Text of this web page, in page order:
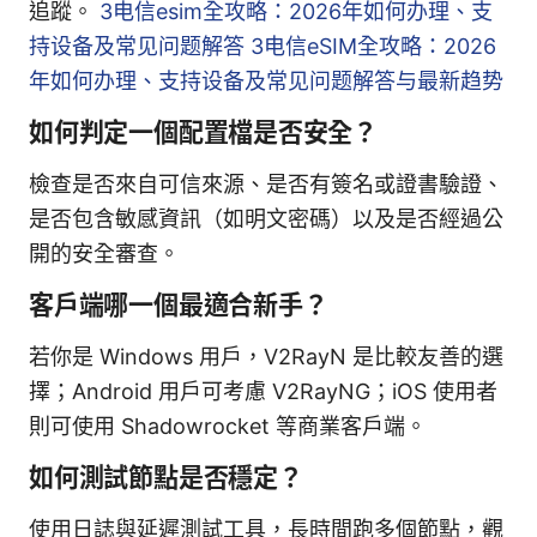
追蹤。 3电信esim全攻略：2026年如何办理、支
持设备及常见问题解答 3电信eSIM全攻略：2026
年如何办理、支持设备及常见问题解答与最新趋势
如何判定一個配置檔是否安全？
檢查是否來自可信來源、是否有簽名或證書驗證、
是否包含敏感資訊（如明文密碼）以及是否經過公
開的安全審查。
客戶端哪一個最適合新手？
若你是 Windows 用户，V2RayN 是比較友善的選
擇；Android 用户可考慮 V2RayNG；iOS 使用者
則可使用 Shadowrocket 等商業客戶端。
如何測試節點是否穩定？
使用日誌與延遲測試工具，長時間跑多個節點，觀